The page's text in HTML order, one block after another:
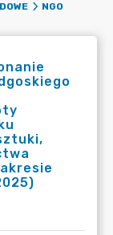
NGO